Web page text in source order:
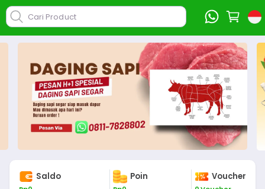
Cari Product
Saldo Poin Voucher